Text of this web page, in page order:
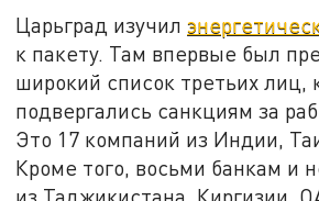
Царьград изучил
к пакету. Там впервые был
широкий список третьих лиц,
подвергались санкциям за
Это 17 компаний из Индии,
Кроме того, восьми банкам и